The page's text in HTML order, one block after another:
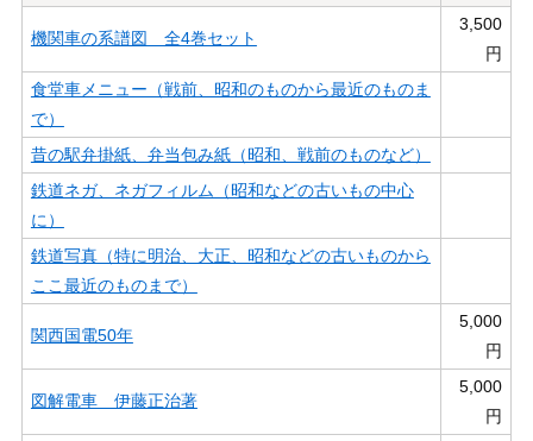
機関車の系譜図 全4巻セット
3,500
円
食堂車メニュー（戦前、昭和のものから最近のものま
で）
昔の駅弁掛紙、弁当包み紙（昭和、戦前のものなど）
鉄道ネガ、ネガフィルム（昭和などの古いもの中心
に）
鉄道写真（特に明治、大正、昭和などの古いものから
ここ最近のものまで）
関西国電50年
5,000
円
図解電車 伊藤正治著
5,000
円